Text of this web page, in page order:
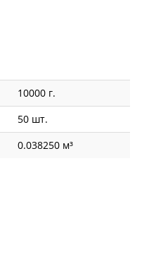
10000 г.
50 шт.
0.038250 м³